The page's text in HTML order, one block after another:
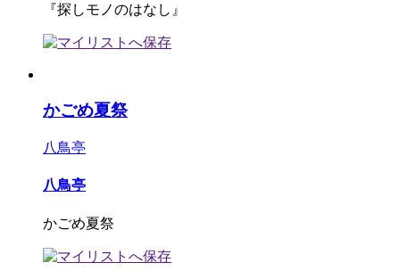
『探しモノのはなし』
かごめ夏祭
八鳥亭
八鳥亭
かごめ夏祭